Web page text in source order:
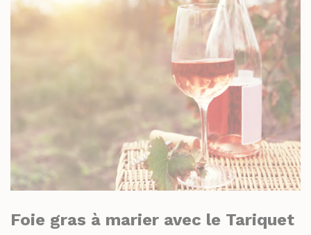
VINS BLANCS SECS
LES BIÈRES ET CIDRES
Foie gras à marier avec le Tariquet